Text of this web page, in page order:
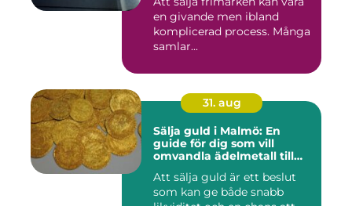
en givande men ibland
komplicerad process. Många
samlar...
31. aug
Sälja guld i Malmö: En
guide för dig som vill
omvandla ädelmetall till
Att sälja guld är ett beslut
som kan ge både snabb